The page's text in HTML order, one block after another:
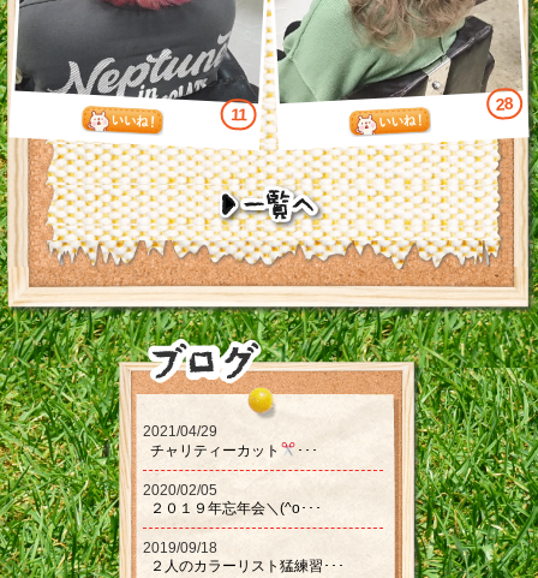
11
28
2021/04/29
チャリティーカット‪‪
･･･
2020/02/05
２０１９年忘年会＼(^o･･･
2019/09/18
２人のカラーリスト猛練習･･･